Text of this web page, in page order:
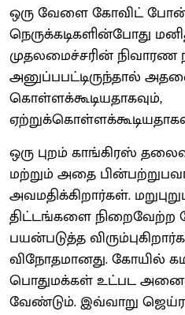
ஒரு வேளை கோவிட்
நெருக்கடிகளின்போது
முதலமைச்சரின் நிவாரண
அனுப்பபட்டிருந்தால் அதனை
கொள்ளக்கூடியதாகவும்,
ஒரு புறம் காங்கிரஸ்
மற்றும் அதை
அவமதிக்கிறார்கள்.
திட்டங்களை நிறைவேற்ற
பயன்படுத்த
விநோதமானது. கோயில்
பொதுமக்கள் உட்பட
வேண்டும். இவ்வாறு